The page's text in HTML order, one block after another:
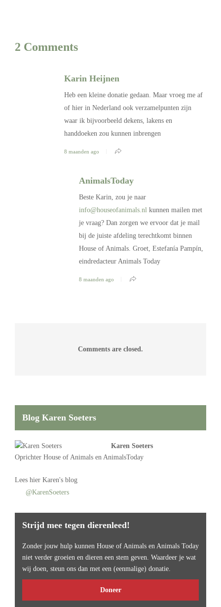
2 Comments
Karin Heijnen
Heb een kleine donatie gedaan. Maar vroeg me af
of hier in Nederland ook verzamelpunten zijn
waar ik bijvoorbeeld dekens, lakens en
handdoeken zou kunnen inbrengen
8 maanden ago
AnimalsToday
Beste Karin, zou je naar
info@houseofanimals.nl kunnen mailen met
je vraag? Dan zorgen we ervoor dat je mail
bij de juiste afdeling terechtkomt binnen
House of Animals. Groet, Estefanía Pampín,
eindredacteur Animals Today
8 maanden ago
Comments are closed.
Blog Karen Soeters
Karen Soeters
Oprichter House of Animals en AnimalsToday
Lees hier Karen's blog
@KarenSoeters
Strijd mee tegen dierenleed!
Zonder jouw hulp kunnen House of Animals en Animals Today
niet verder groeien en dieren een stem geven. Waardeer je wat
wij doen, steun ons dan met een (eenmalige) donatie.
Doneer